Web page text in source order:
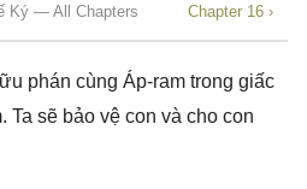
Ký — All Chapters Chapter 16 ›
phán cùng Áp-ram trong giấc
Ta sẽ bảo vệ con và cho con